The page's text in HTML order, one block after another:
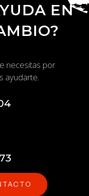
EN
necesitas por
ayudarte.